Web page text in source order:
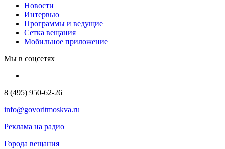
Новости
Интервью
Программы и ведущие
Сетка вещания
Мобильное приложение
Мы в соцсетях
8 (495) 950-62-26
info@govoritmoskva.ru
Реклама на радио
Города вещания